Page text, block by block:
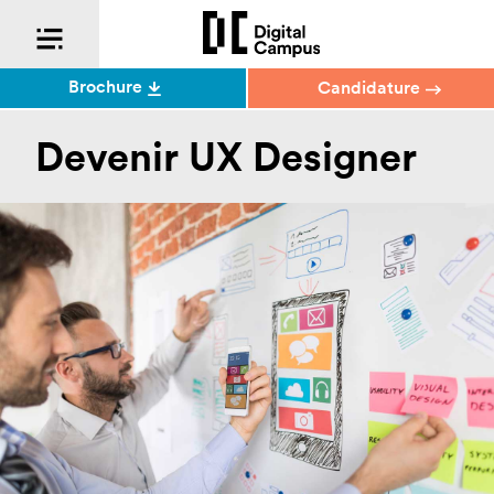
Devenir UX Designer
Brochure Candidature